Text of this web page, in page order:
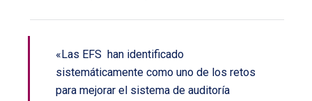
«Las EFS han identificado
sistemáticamente como uno de los retos
para mejorar el sistema de auditoría